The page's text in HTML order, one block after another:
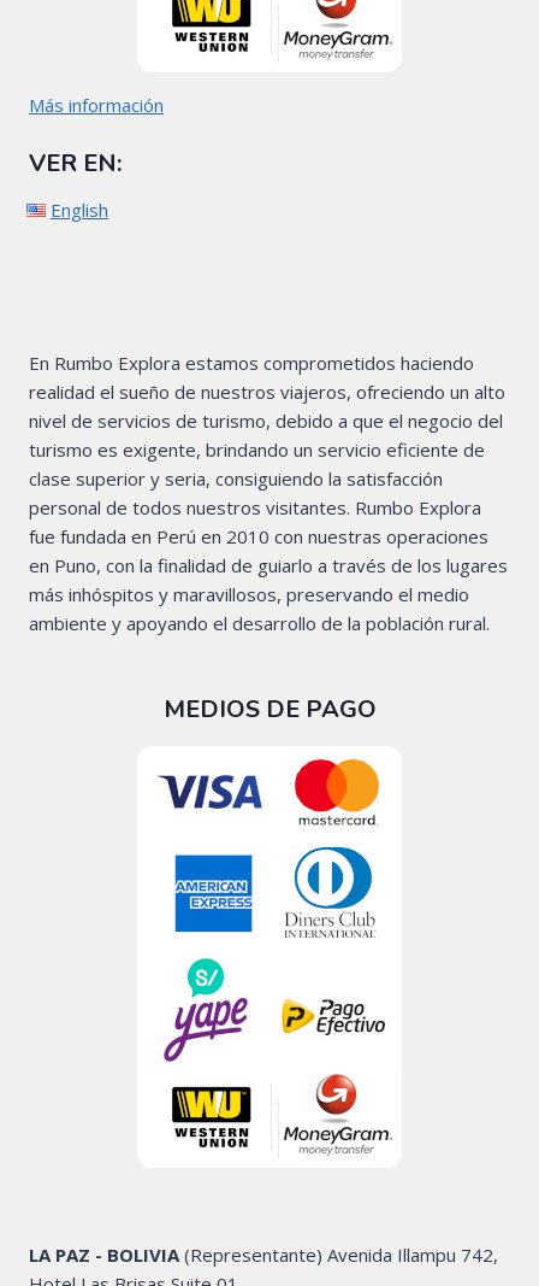
Más información
VER EN:
English
En Rumbo Explora estamos comprometidos haciendo
realidad el sueño de nuestros viajeros, ofreciendo un alto
nivel de servicios de turismo, debido a que el negocio del
turismo es exigente, brindando un servicio eficiente de
clase superior y seria, consiguiendo la satisfacción
personal de todos nuestros visitantes. Rumbo Explora
fue fundada en Perú en 2010 con nuestras operaciones
en Puno, con la finalidad de guiarlo a través de los lugares
más inhóspitos y maravillosos, preservando el medio
ambiente y apoyando el desarrollo de la población rural.
MEDIOS DE PAGO
LA PAZ - BOLIVIA(Representante) Avenida Illampu 742,